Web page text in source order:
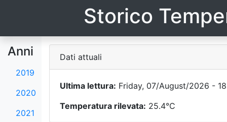
Storico
Anni
2019
2020
2021
Dati attuali
Ultima lettura: Friday, 07/August/2026 -
Temperatura rilevata: 25.4°C